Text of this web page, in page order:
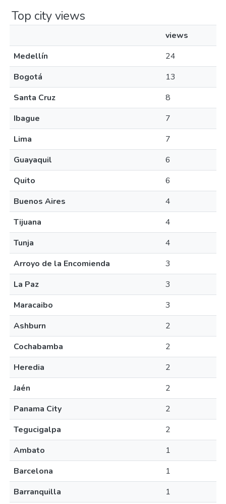
Top city views
views
Medellín
24
Bogotá
13
Santa Cruz
8
Ibague
7
Lima
7
Guayaquil
6
Quito
6
Buenos Aires
4
Tijuana
4
Tunja
4
Arroyo de la Encomienda
3
La Paz
3
Maracaibo
3
Ashburn
2
Cochabamba
2
Heredia
2
Jaén
2
Panama City
2
Tegucigalpa
2
Ambato
1
Barcelona
1
Barranquilla
1